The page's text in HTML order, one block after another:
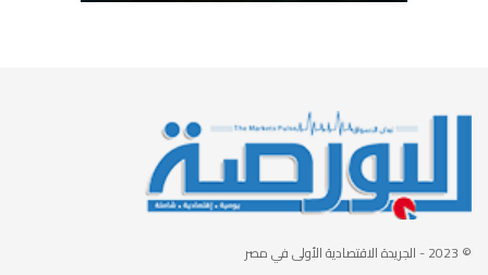
© 2023 - الجريدة الاقتصادية الأولى في مصر